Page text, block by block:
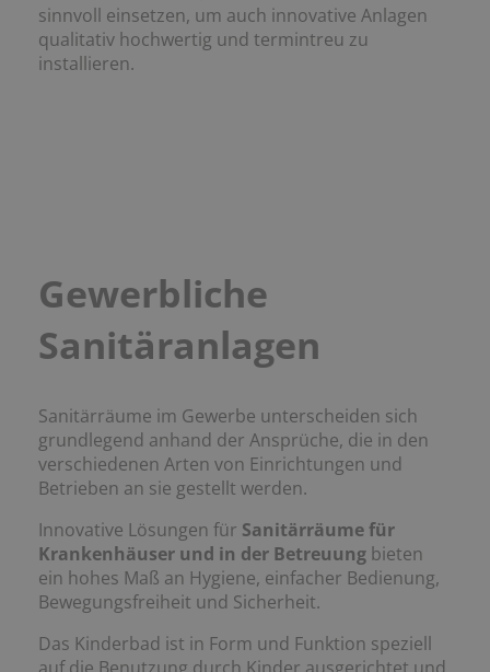
sinnvoll einsetzen, um auch innovative Anlagen
qualitativ hochwertig und termintreu zu
installieren.
Gewerbliche
Sanitäranlagen
Sanitärräume im Gewerbe unterscheiden sich
grundlegend anhand der Ansprüche, die in den
verschiedenen Arten von Einrichtungen und
Betrieben an sie gestellt werden.
Innovative Lösungen für Sanitärräume für
Krankenhäuser und in der Betreuung bieten
ein hohes Maß an Hygiene, einfacher Bedienung,
Bewegungsfreiheit und Sicherheit.
Das Kinderbad ist in Form und Funktion speziell
auf die Benutzung durch Kinder ausgerichtet und